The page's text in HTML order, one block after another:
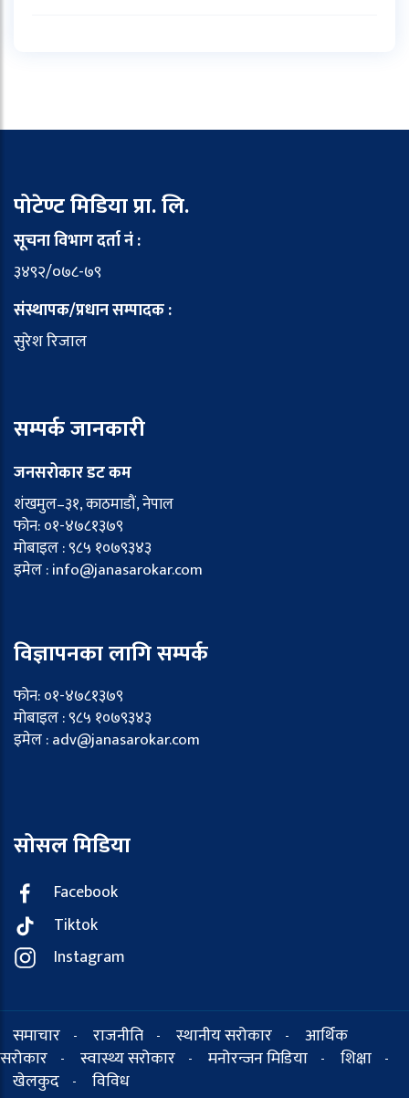
पोटेण्ट मिडिया प्रा. लि.
सूचना विभाग दर्ता नं :
३४९२/०७८-७९
संस्थापक/प्रधान सम्पादक :
सुरेश रिजाल
सम्पर्क जानकारी
जनसरोकार डट कम
शंखमुल–३१, काठमाडौं, नेपाल
फोन: ०१-४७८१३७९
मोबाइल : ९८५ १०७९३४३
इमेल : info@janasarokar.com
विज्ञापनका लागि सम्पर्क
फोन: ०१-४७८१३७९
मोबाइल : ९८५ १०७९३४३
इमेल : adv@janasarokar.com
सोसल मिडिया
Facebook
Tiktok
Instagram
समाचार - राजनीति - स्थानीय सरोकार -
आर्थिक
सरोकार
- स्वास्थ्य सरोकार - मनोरन्जन मिडिया - शिक्षा -
खेलकुद - विविध